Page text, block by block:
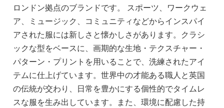
ロンドン拠点のブランドです。 スポーツ、ワークウェ
ア、ミュージック、コミュニティなどからインスパイ
アされた服には新しさと懐かしさがあります。クラシ
ックな型をベースに、画期的な生地・テクスチャー・
パターン・プリントを用いることで、洗練されたアイ
テムに仕上げています。世界中の才能ある職人と英国
の伝統が交わり、日常を豊かにする個性的でタイムレ
スな服を生み出しています。また、環境に配慮した持